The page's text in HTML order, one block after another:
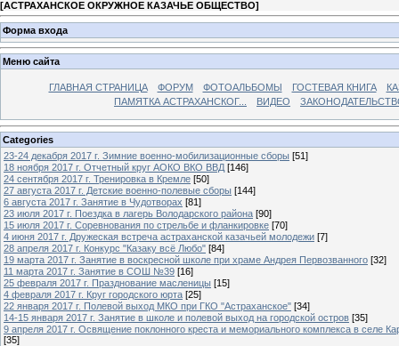
[АСТРАХАНСКОЕ ОКРУЖНОЕ КАЗАЧЬЕ ОБЩЕСТВО]
Форма входа
Меню сайта
ГЛАВНАЯ СТРАНИЦА ФОРУМ ФОТОАЛЬБОМЫ ГОСТЕВАЯ КНИГА
ПАМЯТКА АСТРАХАНСКОГ...
ВИДЕО
Categories
23-24 декабря 2017 г. Зимние военно-мобилизационные сборы [51]
18 ноября 2017 г. Отчетный круг АОКО ВКО ВВД [146]
24 сентября 2017 г. Тренировка в Кремле [50]
27 августа 2017 г. Детские военно-полевые сборы [144]
6 августа 2017 г. Занятие в Чудотворах [81]
23 июля 2017 г. Поездка в лагерь Володарского района [90]
15 июля 2017 г. Соревнования по стрельбе и фланкировке [70]
4 июня 2017 г. Дружеская встреча астраханской казачьей молодежи [7]
28 апреля 2017 г. Конкурс "Казаку всё Любо" [84]
19 марта 2017 г. Занятие в воскресной школе при храме Андрея Первозванного [32]
11 марта 2017 г. Занятие в СОШ №39 [16]
25 февраля 2017 г. Празднование масленицы [15]
4 февраля 2017 г. Круг городского юрта [25]
22 января 2017 г. Полевой выход МКО при ГКО "Астраханское" [34]
14-15 января 2017 г. Занятие в школе и полевой выход на городской остров [35]
9 апреля 2017 г. Освящение поклонного креста и мемориального комплекса в селе
[35]